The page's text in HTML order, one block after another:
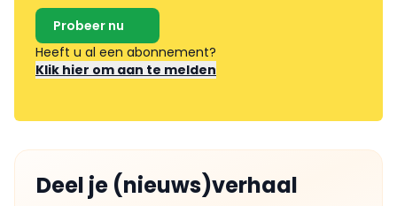
Probeer nu
Heeft u al een abonnement?
Klik hier om aan te melden
Deel je (nieuws)verhaal